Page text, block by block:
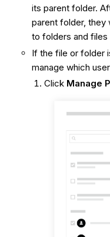
its parent folder.
parent folder, they
to folders and files
If the file or folder
manage which
Click Manage